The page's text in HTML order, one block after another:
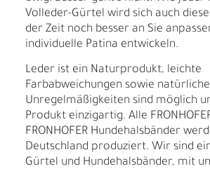
Volleder-Gürtel wird sich auch
der Zeit noch besser an Sie
individuelle Patina entwickeln.
Leder ist ein Naturprodukt, leichte
Farbabweichungen sowie natürliche
Unregelmäßigkeiten sind möglich
Produkt einzigartig. Alle
FRONHOFER Hundehalsbänder
Deutschland produziert. Wir sind
Gürtel und Hundehalsbänder, mit